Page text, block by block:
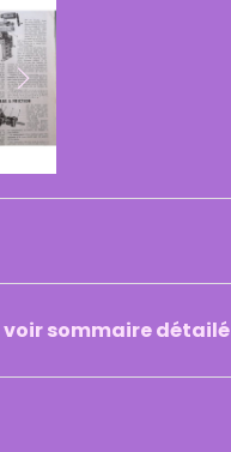
voir sommaire détailé